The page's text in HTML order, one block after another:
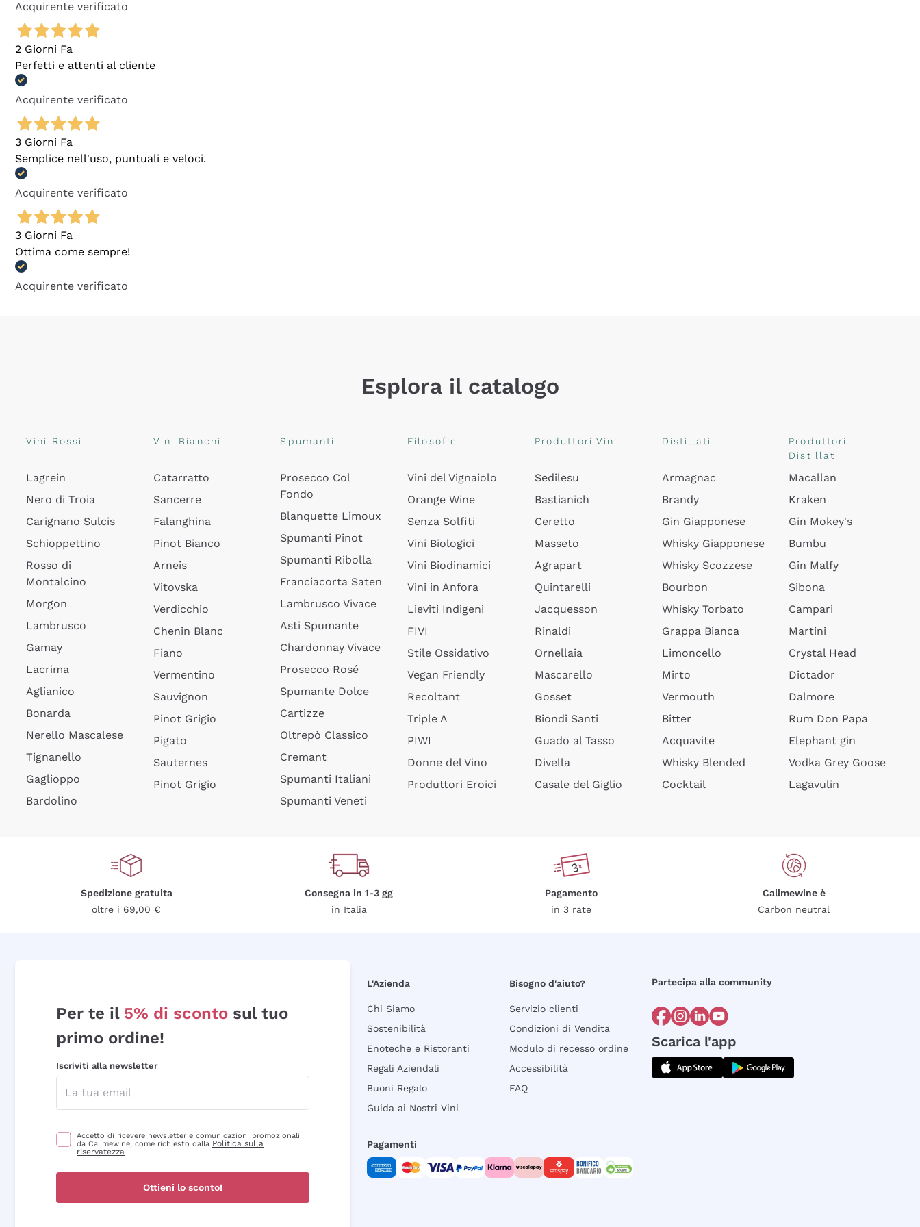
Acquirente verificato
2 Giorni Fa
Perfetti e attenti al cliente
Acquirente verificato
3 Giorni Fa
Semplice nell'uso, puntuali e veloci.
Acquirente verificato
3 Giorni Fa
Ottima come sempre!
Acquirente verificato
Esplora il catalogo
Vini Rossi
Lagrein
Nero di Troia
Carignano Sulcis
Schioppettino
Rosso di
Montalcino
Morgon
Lambrusco
Gamay
Lacrima
Aglianico
Bonarda
Nerello Mascalese
Tignanello
Gaglioppo
Bardolino
Vini Bianchi
Catarratto
Sancerre
Falanghina
Pinot Bianco
Arneis
Vitovska
Verdicchio
Chenin Blanc
Fiano
Vermentino
Sauvignon
Pinot Grigio
Pigato
Sauternes
Pinot Grigio
Spumanti
Prosecco Col
Fondo
Blanquette Limoux
Spumanti Pinot
Spumanti Ribolla
Franciacorta Saten
Lambrusco Vivace
Asti Spumante
Chardonnay Vivace
Prosecco Rosé
Spumante Dolce
Cartizze
Oltrepò Classico
Cremant
Spumanti Italiani
Spumanti Veneti
Filosofie
Vini del Vignaiolo
Orange Wine
Senza Solfiti
Vini Biologici
Vini Biodinamici
Vini in Anfora
Lieviti Indigeni
FIVI
Stile Ossidativo
Vegan Friendly
Recoltant
Triple A
PIWI
Donne del Vino
Produttori Eroici
Produttori Vini
Sedilesu
Bastianich
Ceretto
Masseto
Agrapart
Quintarelli
Jacquesson
Rinaldi
Ornellaia
Mascarello
Gosset
Biondi Santi
Guado al Tasso
Divella
Casale del Giglio
Distillati
Armagnac
Brandy
Gin Giapponese
Whisky Giapponese
Whisky Scozzese
Bourbon
Whisky Torbato
Grappa Bianca
Limoncello
Mirto
Vermouth
Bitter
Acquavite
Whisky Blended
Cocktail
Produttori
Distillati
Macallan
Kraken
Gin Mokey's
Bumbu
Gin Malfy
Sibona
Campari
Martini
Crystal Head
Dictador
Dalmore
Rum Don Papa
Elephant gin
Vodka Grey Goose
Lagavulin
Spedizione gratuita
oltre i 69,00 €
Consegna in 1-3 gg
in Italia
Pagamento
in 3 rate
Callmewine è
Carbon neutral
Per te il 5% di sconto sul tuo
primo ordine!
Iscriviti alla newsletter
Accetto di ricevere newsletter e comunicazioni promozionali
da Callmewine, come richiesto dalla Politica sulla
riservatezza
Ottieni lo sconto!
L'Azienda
Chi Siamo
Sostenibilità
Enoteche e Ristoranti
Regali Aziendali
Buoni Regalo
Guida ai Nostri Vini
Bisogno d'aiuto?
Servizio clienti
Condizioni di Vendita
Modulo di recesso ordine
Accessibilità
FAQ
Partecipa alla community
Scarica l'app
Pagamenti